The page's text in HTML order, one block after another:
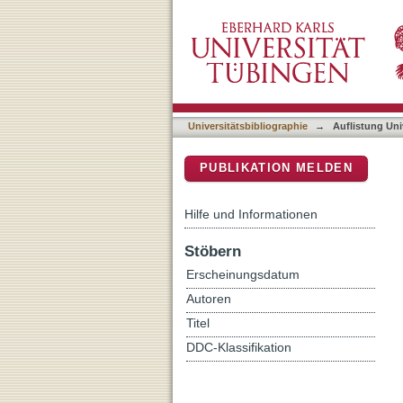
Universitätsbibliographie → Auflistung
PUBLIKATION MELDEN
Hilfe und Informationen
Stöbern
Erscheinungsdatum
Autoren
Titel
DDC-Klassifikation